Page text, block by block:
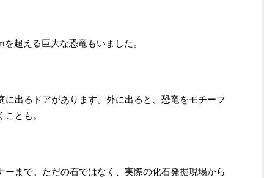
超える巨大な恐竜もいました。
に出るドアがあります。外に出ると、恐竜をモチーフ
とも。
ーまで。ただの石ではなく、実際の化石発掘現場から